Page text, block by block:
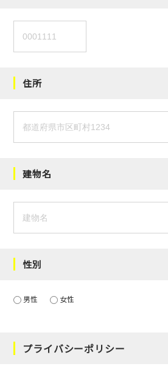
住所
建物名
性別
男性 女性
プライバシーポリシー